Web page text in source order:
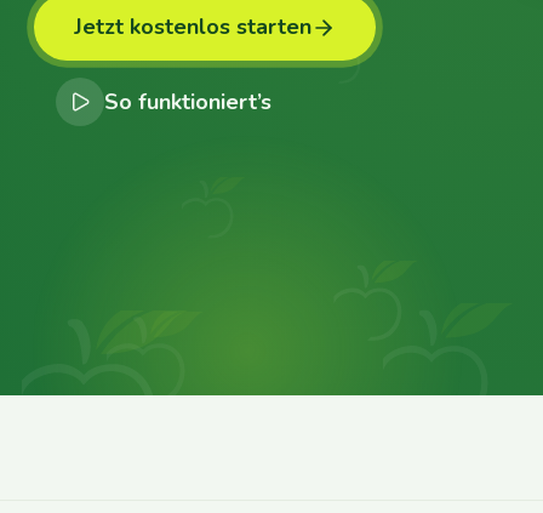
Jetzt kostenlos starten
So funktioniert’s